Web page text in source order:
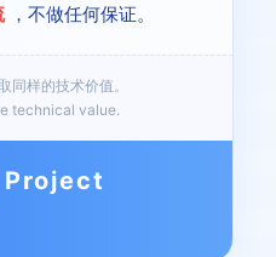
，不做任何保证。
同样的技术价值。
technical value.
Project